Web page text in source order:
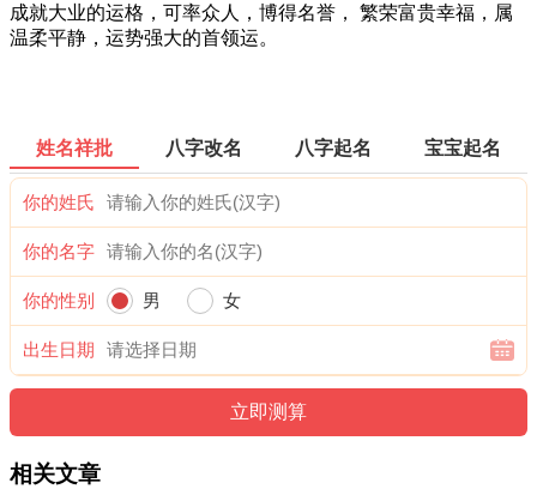
成就大业的运格，可率众人，博得名誉， 繁荣富贵幸福，属
温柔平静，运势强大的首领运。
姓名祥批 八字改名 八字起名 宝宝起名
你的姓氏
你的名字
你的性别 男 女
出生日期
相关文章